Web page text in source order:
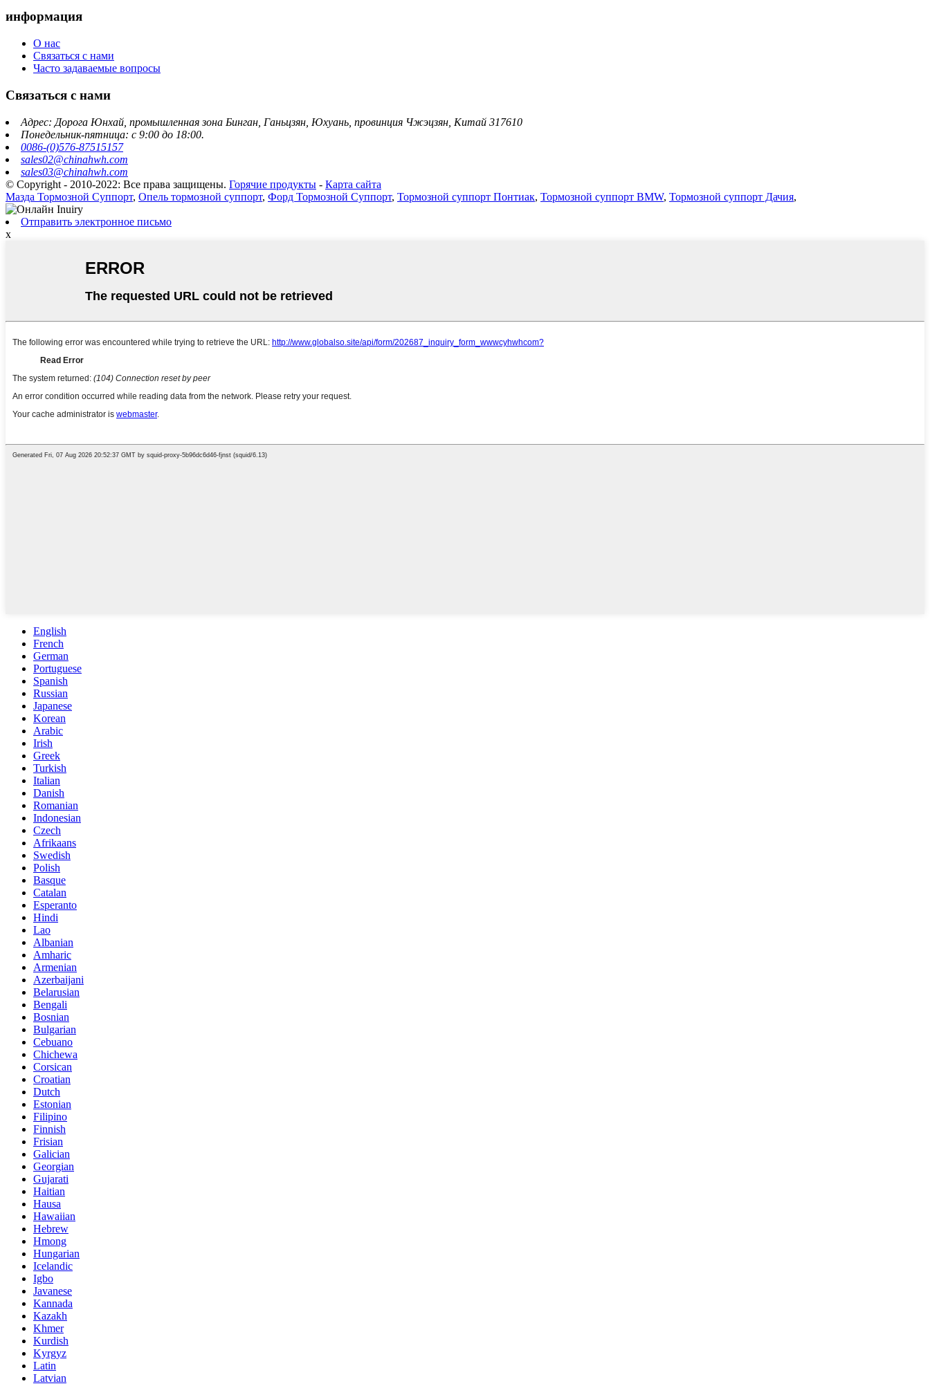
информация
О нас
Связаться с нами
Часто задаваемые вопросы
Связаться с нами
Адрес: Дорога Юнхай, промышленная зона Бинган, Ганьцзян, Юхуань, провинция Чжэцзян, Китай 317610
Понедельник-пятница: с 9:00 до 18:00.
0086-(0)576-87515157
sales02@chinahwh.com
sales03@chinahwh.com
© Copyright - 2010-2022: Все права защищены. Горячие продукты - Карта сайта
Мазда Тормозной Суппорт, Опель тормозной суппорт, Форд Тормозной Суппорт, Тормозной суппорт Понтиак, Тормозной суппорт BMW, Тормозной суппорт Дачия,
Отправить электронное письмо
x
English
French
German
Portuguese
Spanish
Russian
Japanese
Korean
Arabic
Irish
Greek
Turkish
Italian
Danish
Romanian
Indonesian
Czech
Afrikaans
Swedish
Polish
Basque
Catalan
Esperanto
Hindi
Lao
Albanian
Amharic
Armenian
Azerbaijani
Belarusian
Bengali
Bosnian
Bulgarian
Cebuano
Chichewa
Corsican
Croatian
Dutch
Estonian
Filipino
Finnish
Frisian
Galician
Georgian
Gujarati
Haitian
Hausa
Hawaiian
Hebrew
Hmong
Hungarian
Icelandic
Igbo
Javanese
Kannada
Kazakh
Khmer
Kurdish
Kyrgyz
Latin
Latvian